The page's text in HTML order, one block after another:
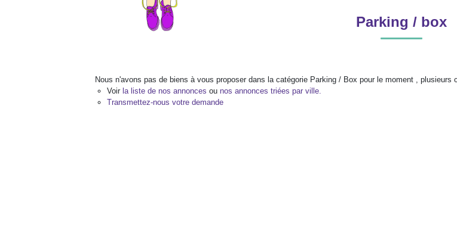
Parking / box
Nous n'avons pas de biens à vous proposer dans la catégorie Parking / Box pour le moment , plusieurs
Voirla liste de nos annonces ounos annonces triées par ville.
Transmettez-nous votre demande